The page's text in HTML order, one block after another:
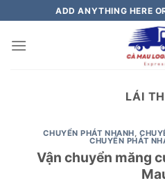
to
content
ADD ANYTHING HERE
LÁI
CHUYỂN PHÁT NHANH,
CHUYỂN PHÁT
Vận chuyển măng